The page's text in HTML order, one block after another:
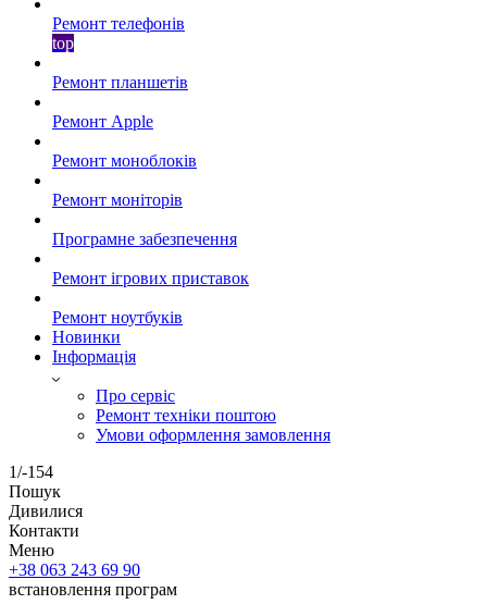
Ремонт телефонів
top
Ремонт планшетів
Ремонт Apple
Ремонт моноблоків
Ремонт моніторів
Програмне забезпечення
Ремонт ігрових приставок
Ремонт ноутбуків
Новинки
Інформація
Про сервіс
Ремонт техніки поштою
Умови оформлення замовлення
1/-154
Пошук
Дивилися
Контакти
Меню
+38 063 243 69 90
встановлення програм